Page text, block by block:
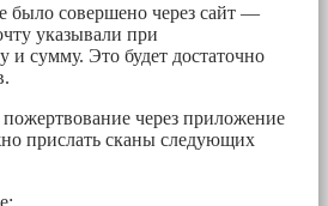
было совершено через сайт —
указывали при
и сумму. Это будет достаточно
через приложение
прислать сканы следующих